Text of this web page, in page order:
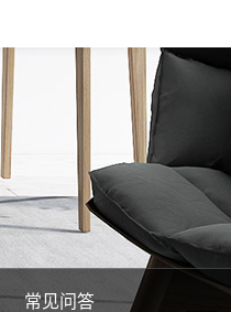
常见问答